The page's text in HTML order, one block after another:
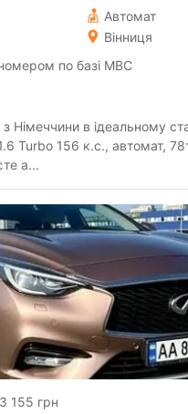
Автомат
Вінниця
по базі МВС
Німеччини в ідеальному
а...
155 грн